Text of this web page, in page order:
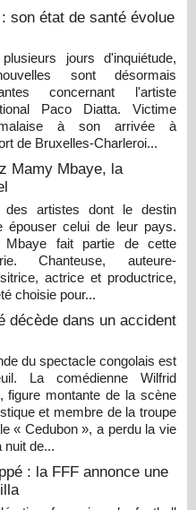
son état de santé évolue
jours d'inquiétude,
sont désormais
concernant l'artiste
Paco Diatta. Victime
à son arrivée à
de Bruxelles-Charleroi...
Mamy Mbaye, la
artistes dont le destin
épouser celui de leur pays.
Mbaye fait partie de cette
Chanteuse, auteure-
actrice et productrice,
choisie pour...
décède dans un accident
du spectacle congolais est
La comédienne Wilfrid
figure montante de la scène
et membre de la troupe
« Cedubon », a perdu la vie
nuit de...
: la FFF annonce une